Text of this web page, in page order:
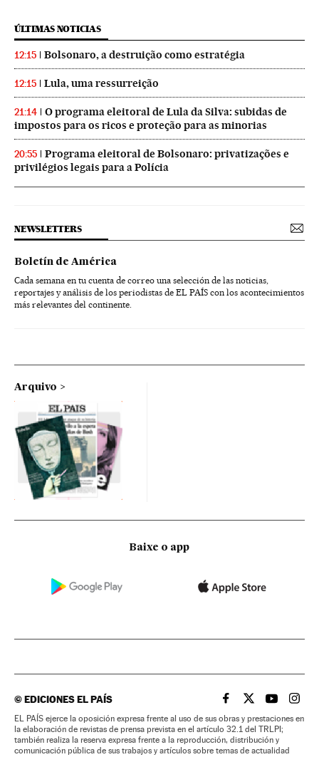
ÚLTIMAS NOTICIAS
12:15 Bolsonaro, a destruição como estratégia
12:15 Lula, uma ressurreição
21:14
O programa eleitoral de Lula da Silva: subidas de
impostos para os ricos e proteção para as minorias
20:55
Programa eleitoral de Bolsonaro: privatizações e
privilégios legais para a Polícia
NEWSLETTERS
Boletín de América
Cada semana en tu cuenta de correo una selección de las noticias,
reportajes y análisis de los periodistas de EL PAÍS con los acontecimientos
más relevantes del continente.
Arquivo
Baixe o app
©EDICIONES EL PAÍS EL PAÍS BRASIL EN
EL PAÍSEL PAÍS
EL
EL PAÍS ejerce la oposición expresa frente al uso de sus obras y prestaciones en
la elaboración de revistas de prensa prevista en el artículo 32.1 del TRLPI;
también realiza la reserva expresa frente a la reproducción, distribución y
comunicación pública de sus trabajos y artículos sobre temas de actualidad